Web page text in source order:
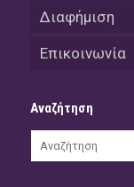
Διαφήμιση
Επικοινωνία
Αναζήτηση